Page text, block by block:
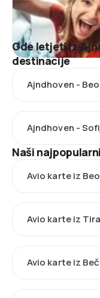
Gde letjeti iz
destinacije
Ajndhoven -
Ajndhoven -
Naši
Avio karte iz
Avio karte iz
Avio karte iz